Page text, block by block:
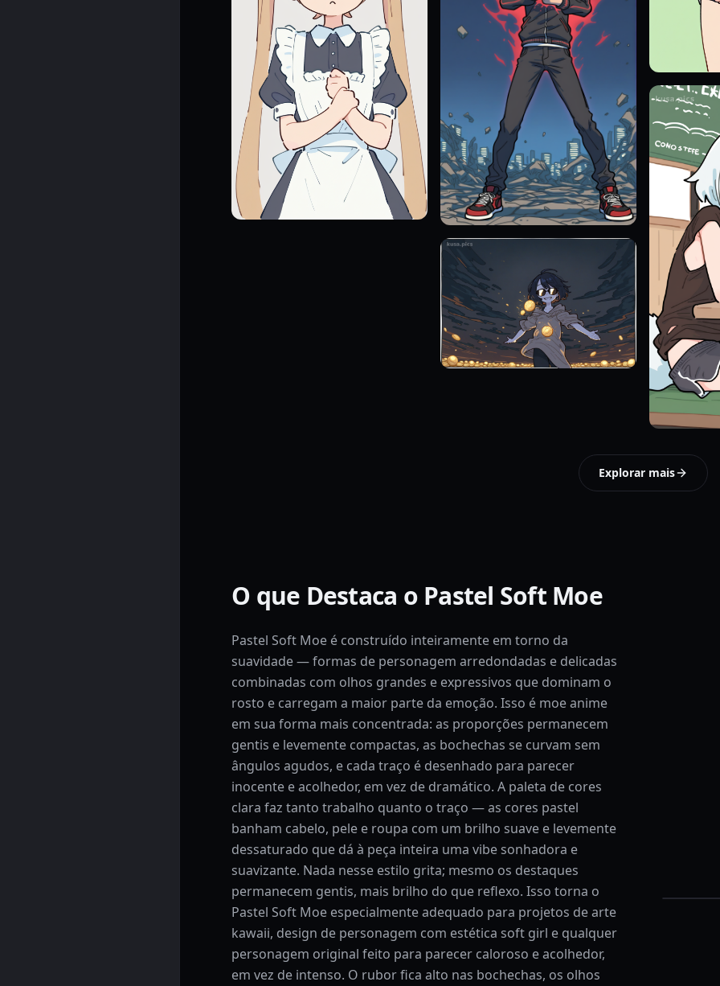
Explorar mais
O que Destaca o Pastel Soft Moe
Pastel Soft Moe é construído inteiramente em torno da
suavidade — formas de personagem arredondadas e delicadas
combinadas com olhos grandes e expressivos que dominam o
rosto e carregam a maior parte da emoção. Isso é moe anime
em sua forma mais concentrada: as proporções permanecem
gentis e levemente compactas, as bochechas se curvam sem
ângulos agudos, e cada traço é desenhado para parecer
inocente e acolhedor, em vez de dramático. A paleta de cores
clara faz tanto trabalho quanto o traço — as cores pastel
banham cabelo, pele e roupa com um brilho suave e levemente
dessaturado que dá à peça inteira uma vibe sonhadora e
suavizante. Nada nesse estilo grita; mesmo os destaques
permanecem gentis, mais brilho do que reflexo. Isso torna o
Pastel Soft Moe especialmente adequado para projetos de arte
kawaii, design de personagem com estética soft girl e qualquer
personagem original feito para parecer caloroso e acolhedor,
em vez de intenso. O rubor fica alto nas bochechas, os olhos